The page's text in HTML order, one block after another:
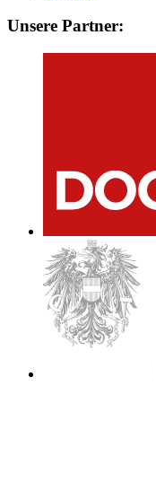
Unsere Partner: